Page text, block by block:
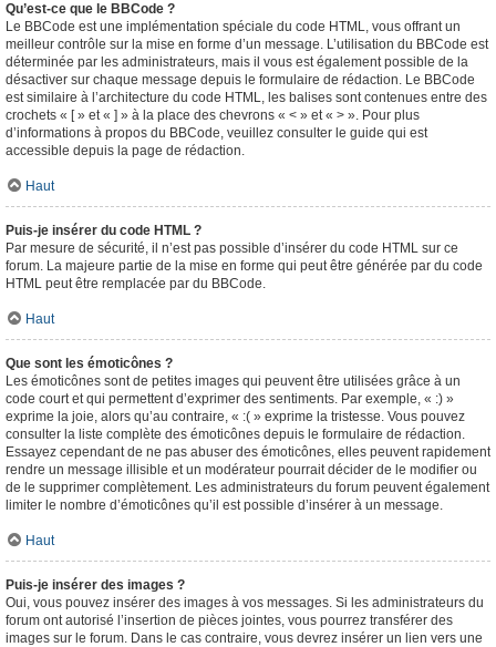
Qu’est-ce que le BBCode ?
Le BBCode est une implémentation spéciale du code HTML, vous offrant un
meilleur contrôle sur la mise en forme d’un message. L’utilisation du BBCode est
déterminée par les administrateurs, mais il vous est également possible de la
désactiver sur chaque message depuis le formulaire de rédaction. Le BBCode
est similaire à l’architecture du code HTML, les balises sont contenues entre des
crochets « [ » et « ] » à la place des chevrons « < » et « > ». Pour plus
d’informations à propos du BBCode, veuillez consulter le guide qui est
accessible depuis la page de rédaction.
Haut
Puis-je insérer du code HTML ?
Par mesure de sécurité, il n’est pas possible d’insérer du code HTML sur ce
forum. La majeure partie de la mise en forme qui peut être générée par du code
HTML peut être remplacée par du BBCode.
Haut
Que sont les émoticônes ?
Les émoticônes sont de petites images qui peuvent être utilisées grâce à un
code court et qui permettent d’exprimer des sentiments. Par exemple, « :) »
exprime la joie, alors qu’au contraire, « :( » exprime la tristesse. Vous pouvez
consulter la liste complète des émoticônes depuis le formulaire de rédaction.
Essayez cependant de ne pas abuser des émoticônes, elles peuvent rapidement
rendre un message illisible et un modérateur pourrait décider de le modifier ou
de le supprimer complètement. Les administrateurs du forum peuvent également
limiter le nombre d’émoticônes qu’il est possible d’insérer à un message.
Haut
Puis-je insérer des images ?
Oui, vous pouvez insérer des images à vos messages. Si les administrateurs du
forum ont autorisé l’insertion de pièces jointes, vous pourrez transférer des
images sur le forum. Dans le cas contraire, vous devrez insérer un lien vers une